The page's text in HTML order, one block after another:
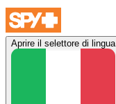
Aprire il selettore di lingua